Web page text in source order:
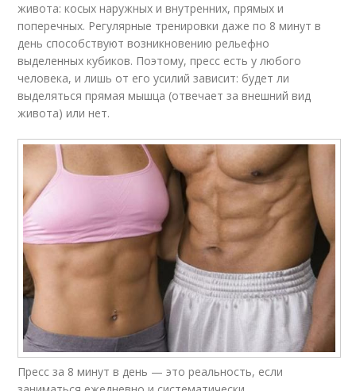
живота: косых наружных и внутренних, прямых и
поперечных. Регулярные тренировки даже по 8 минут в
день способствуют возникновению рельефно
выделенных кубиков. Поэтому, пресс есть у любого
человека, и лишь от его усилий зависит: будет ли
выделяться прямая мышца (отвечает за внешний вид
живота) или нет.
Пресс за 8 минут в день — это реальность, если